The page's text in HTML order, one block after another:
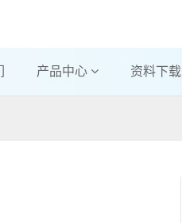
产品中心 资料下载